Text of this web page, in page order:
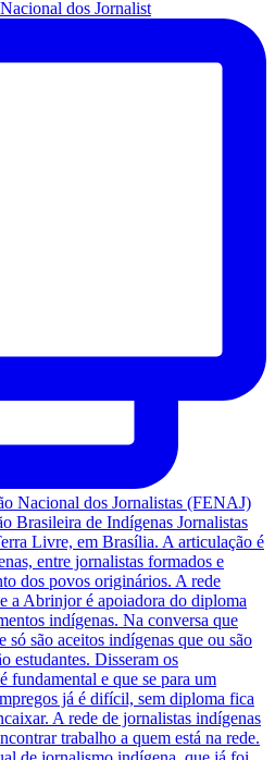
dos Jornalist